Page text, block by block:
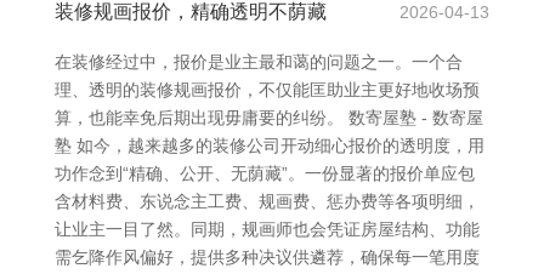
装修规画报价，精确透明不荫藏 2026-04-13
在装修经过中，报价是业主最和蔼的问题之一。一个合
理、透明的装修规画报价，不仅能匡助业主更好地收场预
算，也能幸免后期出现毋庸要的纠纷。 数寄屋塾 - 数寄屋
塾 如今，越来越多的装修公司开动细心报价的透明度，用
功作念到“精确、公开、无荫藏”。一份显著的报价单应包
含材料费、东说念主工费、规画费、惩办费等各项明细，
让业主一目了然。同期，规画师也会凭证房屋结构、功能
需乞降作风偏好，提供多种决议供遴荐，确保每一笔用度